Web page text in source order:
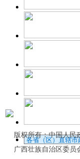
版权所有：中国人民
广西壮族自治区委员